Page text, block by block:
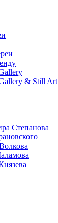
& Still Art
Степанова